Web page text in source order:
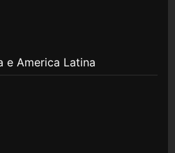
e America Latina